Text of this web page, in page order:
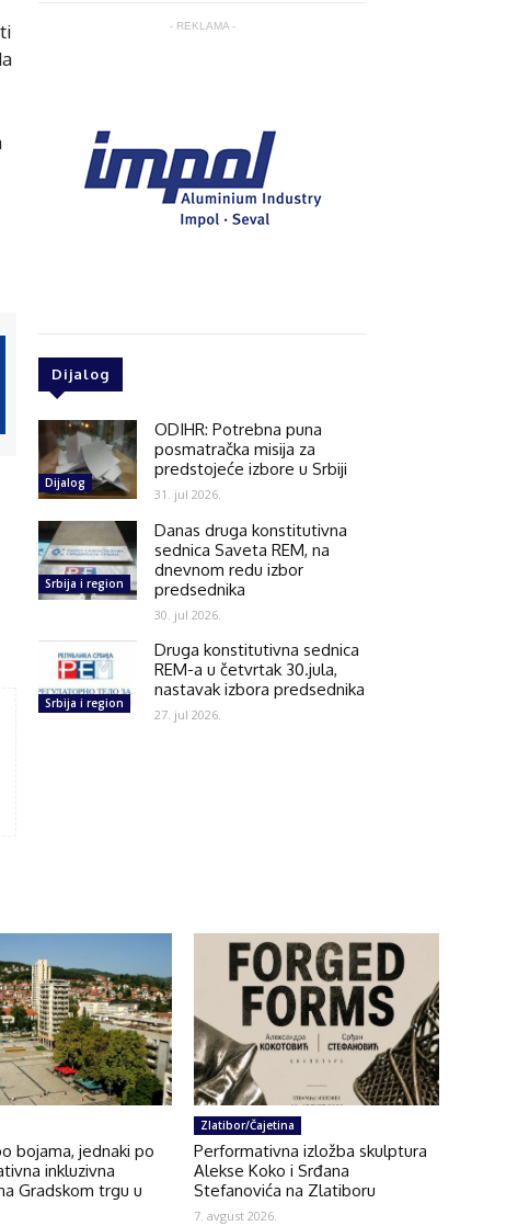
- REKLAMA -
Dijalog
Dijalog
ODIHR: Potrebna puna
posmatračka misija za
predstojeće izbore u Srbiji
31. jul 2026.
Srbija i region
Danas druga konstitutivna
sednica Saveta REM, na
dnevnom redu izbor
predsednika
30. jul 2026.
Srbija i region
Druga konstitutivna sednica
REM-a u četvrtak 30.jula,
nastavak izbora predsednika
27. jul 2026.
bojama, jednaki po
inkluzivna
Gradskom trgu u
Zlatibor/Čajetina
Performativna izložba skulptura
Alekse Koko i Srđana
Stefanovića na Zlatiboru
7. avgust 2026.